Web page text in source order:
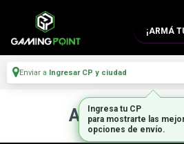
¡ARMÁ
Enviar a Ingresar CP y ciudad
Artículo no
Ingresa tu CP
para mostrarte las
opciones de envío.